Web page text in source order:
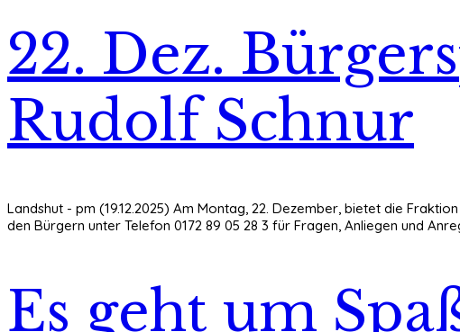
22. Dez.
Rudolf Schnur
Landshut - pm (19.12.2025) Am Montag, 22. Dezember, bietet die
den Bürgern unter Telefon 0172 89 05 28 3 für Fragen, Anliegen und
Es geht um